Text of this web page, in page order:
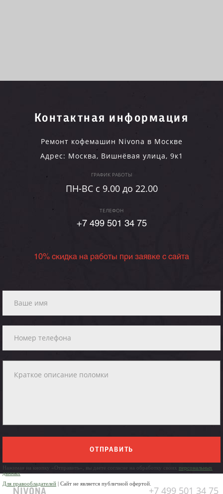
Контактная информация
Ремонт кофемашин Nivona в Москве
Адрес: Москва, Вишнёвая улица, 9к1
ГРАФИК РАБОТЫ
ПН-ВC c 9.00 до 22.00
ТЕЛЕФОН
+7 499 501 34 75
10% скидка на работы при заявке с сайта
ОТПРАВИТЬ
Нажимая на кнопку «Отправить», вы даете согласие на обработку своих персональных
данных
Для правообладателей | Сайт не является публичной офертой.
+7 499 501 34 75